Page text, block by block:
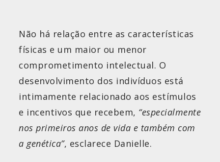
Não há relação entre as características
físicas e um maior ou menor
comprometimento intelectual. O
desenvolvimento dos indivíduos está
intimamente relacionado aos estímulos
e incentivos que recebem, “especialmente
nos primeiros anos de vida e também com
a genética”, esclarece Danielle.